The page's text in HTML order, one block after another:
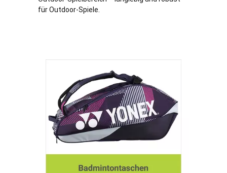
für Outdoor-Spiele.